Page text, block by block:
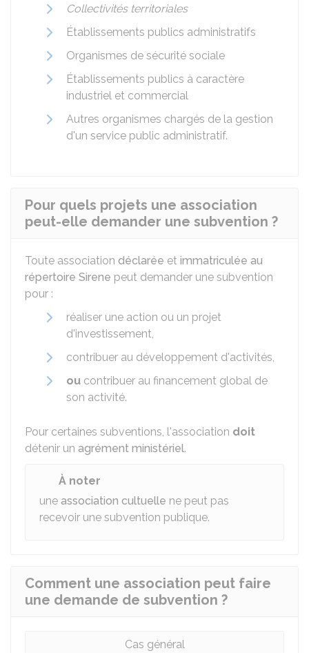
Collectivités territoriales
Établissements publics administratifs
Organismes de sécurité sociale
Établissements publics à caractère
industriel et commercial
Autres organismes chargés de la gestion
d'un service public administratif.
Pour quels projets une association
peut-elle demander une subvention ?
Toute association déclarée et immatriculée au
répertoire Sirene peut demander une subvention
pour :
réaliser une action ou un projet
d'investissement,
contribuer au développement d'activités,
ou contribuer au financement global de
son activité.
Pour certaines subventions, l'association doit
détenir un agrément ministériel.
À noter
une association cultuelle ne peut pas
recevoir une subvention publique.
Comment une association peut faire
une demande de subvention ?
Cas général